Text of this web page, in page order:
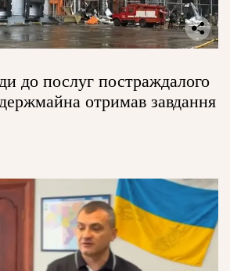
до послуг постраждалого
отримав завдання